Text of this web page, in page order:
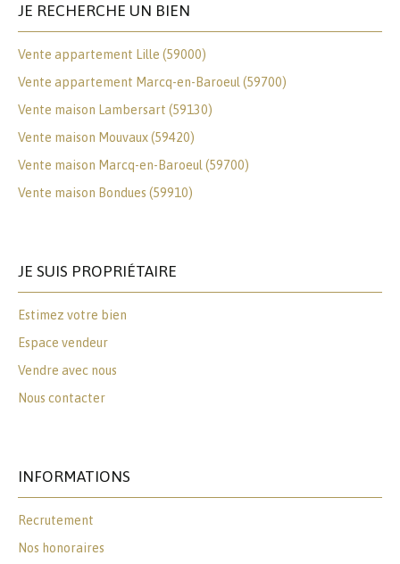
JE RECHERCHE UN BIEN
Vente appartement Lille (59000)
Vente appartement Marcq-en-Baroeul (59700)
Vente maison Lambersart (59130)
Vente maison Mouvaux (59420)
Vente maison Marcq-en-Baroeul (59700)
Vente maison Bondues (59910)
JE SUIS PROPRIÉTAIRE
Estimez votre bien
Espace vendeur
Vendre avec nous
Nous contacter
INFORMATIONS
Recrutement
Nos honoraires